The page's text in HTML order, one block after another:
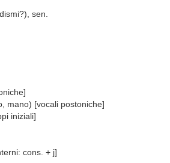
sen.
mano) [vocali postoniche]
iniziali]
cons. + j]